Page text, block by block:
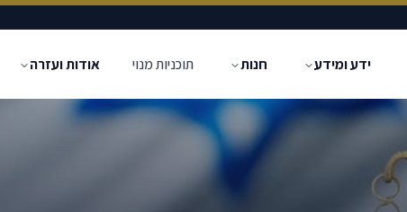
ידע ומידע חנות תוכניות מנוי אודות ועזרה